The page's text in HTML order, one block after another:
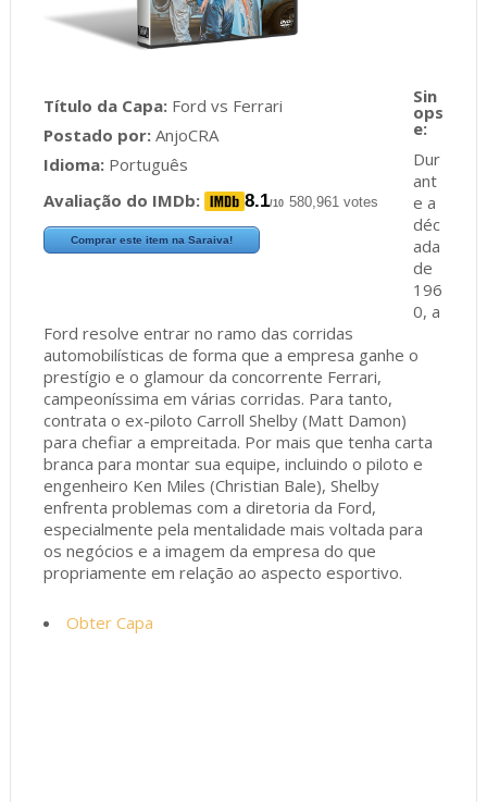
Título da Capa:Ford vs Ferrari
Postado por:AnjoCRA
Idioma:Português
Avaliação do IMDb:
8.1/10 580,961 votes
Comprar este item na Saraiva!
Dur
ant
e a
déc
ada
de
196
0, a
Ford resolve entrar no ramo das corridas
automobilísticas de forma que a empresa ganhe o
prestígio e o glamour da concorrente Ferrari,
campeoníssima em várias corridas. Para tanto,
contrata o ex-piloto Carroll Shelby (Matt Damon)
para chefiar a empreitada. Por mais que tenha carta
branca para montar sua equipe, incluindo o piloto e
engenheiro Ken Miles (Christian Bale), Shelby
enfrenta problemas com a diretoria da Ford,
especialmente pela mentalidade mais voltada para
os negócios e a imagem da empresa do que
propriamente em relação ao aspecto esportivo.
Obter Capa